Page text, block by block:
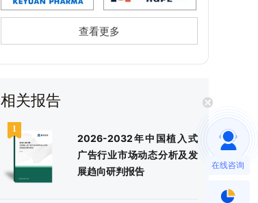
查看更多
相关报告
2026-2032年中国植入式
广告行业市场动态分析及发
展趋向研判报告
在线咨询